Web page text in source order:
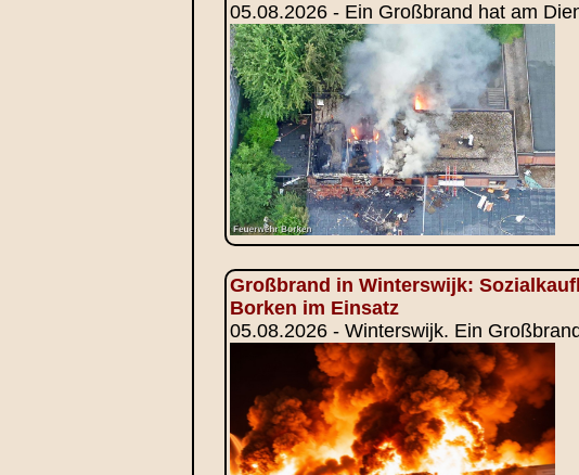
05.08.2026 - Ein Großbrand hat am
Großbrand in Winterswijk:
Borken im Einsatz
05.08.2026 - Winterswijk. Ein